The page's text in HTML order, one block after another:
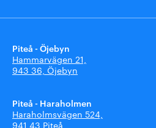
Piteå - Öjebyn
Hammarvägen 21,
943 36, Öjebyn
Piteå - Haraholmen
Haraholmsvägen 524,
941 43 Piteå